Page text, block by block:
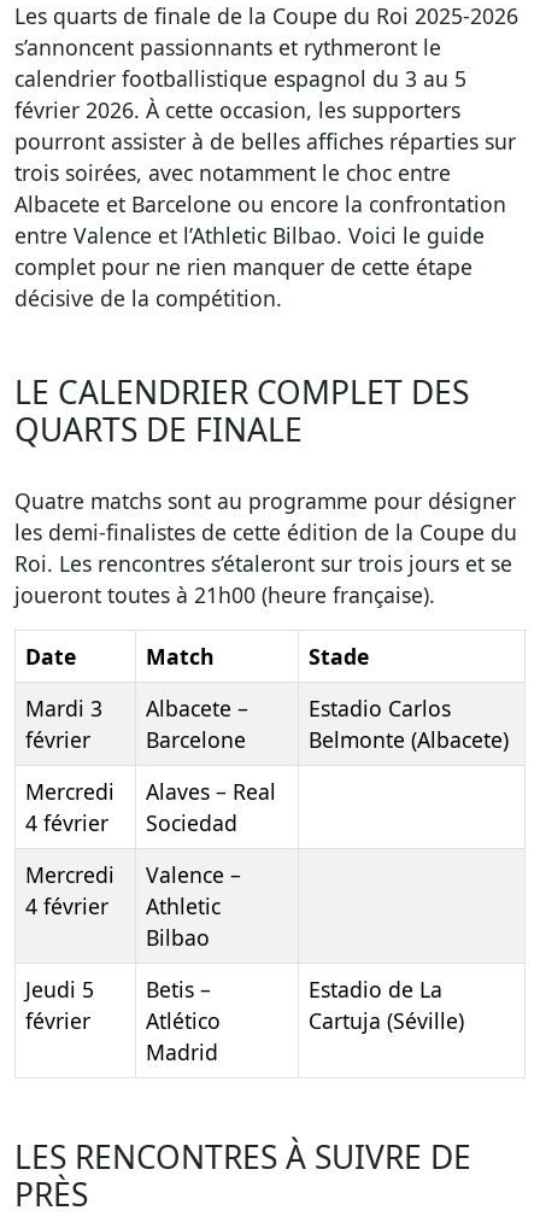
Les quarts de finale de la Coupe du Roi 2025-2026
s’annoncent passionnants et rythmeront le
calendrier footballistique espagnol du 3 au 5
février 2026. À cette occasion, les supporters
pourront assister à de belles affiches réparties sur
trois soirées, avec notamment le choc entre
Albacete et Barcelone ou encore la confrontation
entre Valence et l’Athletic Bilbao. Voici le guide
complet pour ne rien manquer de cette étape
décisive de la compétition.
LE CALENDRIER COMPLET DES
QUARTS DE FINALE
Quatre matchs sont au programme pour désigner
les demi-finalistes de cette édition de la Coupe du
Roi. Les rencontres s’étaleront sur trois jours et se
joueront toutes à 21h00 (heure française).
Date Match
Stade
Mardi 3
février
Albacete –
Barcelone
Estadio Carlos
Belmonte (Albacete)
Mercredi
4 février
Alaves – Real
Sociedad
Mercredi
4 février
Valence –
Athletic
Bilbao
Jeudi 5
février
Betis –
Atlético
Madrid
Estadio de La
Cartuja (Séville)
LES RENCONTRES À SUIVRE DE
PRÈS